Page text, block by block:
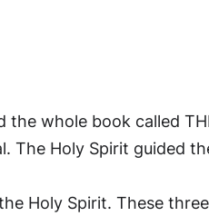
whole book called
Holy Spirit guided
Holy Spirit. These